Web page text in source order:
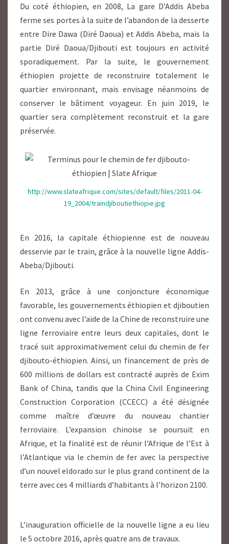
Du coté éthiopien, en 2008, La gare D’Addis Abeba
ferme ses portes à la suite de l’abandon de la desserte
entre Dire Dawa (Diré Daoua) et Addis Abeba, mais la
partie Diré Daoua/Djibouti est toujours en activité
sporadiquement. Par la suite, le gouvernement
éthiopien projette de reconstruire totalement le
quartier environnant, mais envisage néanmoins de
conserver le bâtiment voyageur. En juin 2019, le
quartier sera complètement reconstruit et la gare
préservée.
http://www.slateafrique.com/sites/default/files/2011-04-
19_2004/traindjiboutiethiopie.jpg
En 2016, la capitale éthiopienne est de nouveau
desservie par le train, grâce à la nouvelle ligne Addis-
Abeba/Djibouti.
En 2013, grâce à une conjoncture économique
favorable, les gouvernements éthiopien et djiboutien
ont convenu avec l’aide de la Chine de reconstruire une
ligne ferroviaire entre leurs deux capitales, dont le
tracé suit approximativement celui du chemin de fer
djibouto-éthiopien. Ainsi, un financement de près de
600 millions de dollars est contracté auprès de Exim
Bank of China, tandis que la China Civil Engineering
Construction Corporation (CCECC) a été désignée
comme maître d’œuvre du nouveau chantier
ferroviaire. L’expansion chinoise se poursuit en
Afrique, et la finalité est de réunir l’Afrique de l’Est à
l’Atlantique via le chemin de fer avec la perspective
d’un nouvel eldorado sur le plus grand continent de la
terre avec ces 4 milliards d’habitants à l’horizon 2100.
L’inauguration officielle de la nouvelle ligne a eu lieu
le 5 octobre 2016, après quatre ans de travaux.